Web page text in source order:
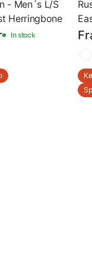
- Men´s L/S
Herringbone
Skjorte -
Logo
In stock